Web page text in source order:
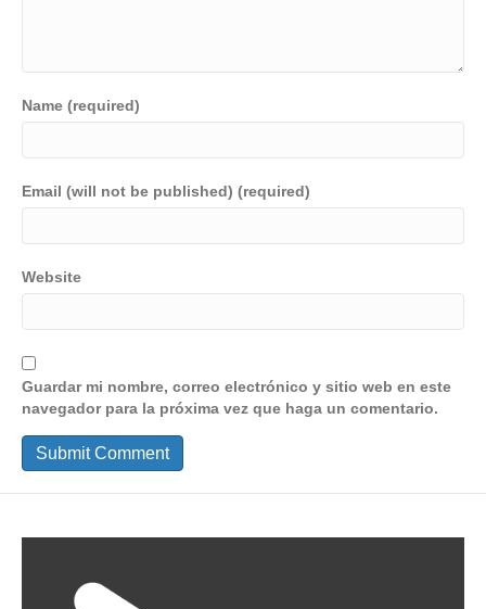
Name (required)
Email (will not be published) (required)
Website
Guardar mi nombre, correo electrónico y sitio web en este
navegador para la próxima vez que haga un comentario.